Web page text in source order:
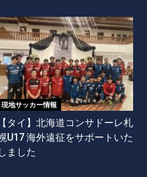
現地サッカー情報
【タイ】北海道コンサドーレ札
U17 海外遠征をサポートいた
しました